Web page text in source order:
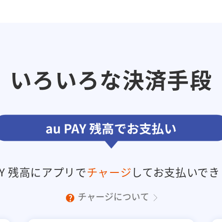
いろいろな決済手段
残高にアプリでチャージしてお支払いで
? チャージについて